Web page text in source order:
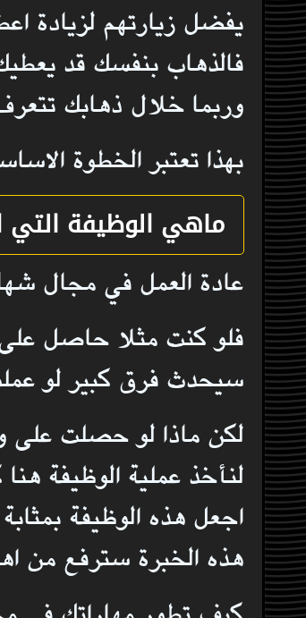
يفضل زيارتهم لزيادة
فالذهاب بنفسك قد
وربما خلال ذهابك
بهذا تعتبر الخطوة
ماهي الوظيفة
عادة العمل في مجال
فلو كنت مثلا حاصل على
سيحدث فرق كبير لو
لكن ماذا لو حصلت على
لنأخذ عملية الوظيفة
اجعل هذه الوظيفة
هذه الخبرة سترفع من